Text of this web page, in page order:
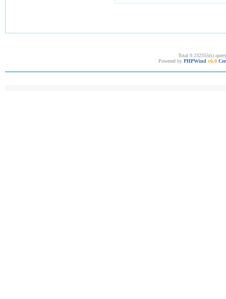
Total 0.232355(s)
Powered by PHPWind v6.0